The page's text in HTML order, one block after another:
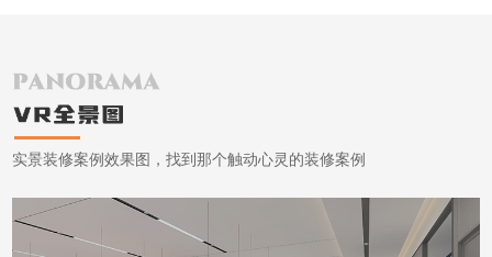
实景装修案例效果图，找到那个触动心灵的装修案例